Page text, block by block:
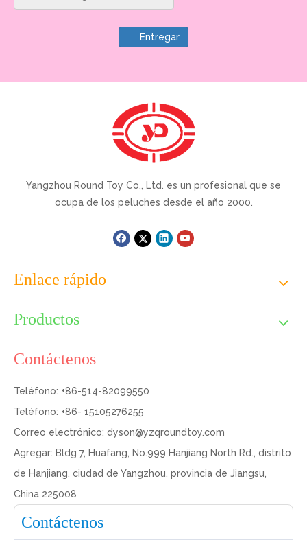
Entregar
Yangzhou Round Toy Co., Ltd. es un profesional que se
ocupa de los peluches desde el año 2000.
Enlace rápido
Productos
Contáctenos
Teléfono: +86-514-82099550
Teléfono: +86- 15105276255
Correo electrónico: dyson@yzqroundtoy.com
Agregar: Bldg 7, Huafang, No.999 Hanjiang North Rd., distrito
de Hanjiang, ciudad de Yangzhou, provincia de Jiangsu,
China 225008
Contáctenos